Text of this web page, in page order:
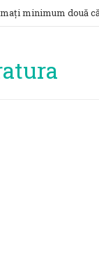
minimum două